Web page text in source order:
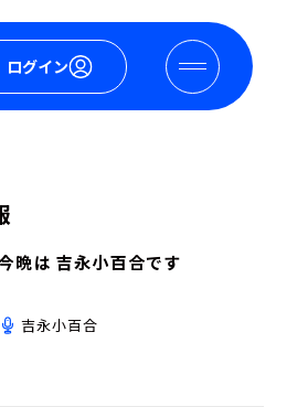
ログイン
晩は 吉永小百合です
吉永小百合